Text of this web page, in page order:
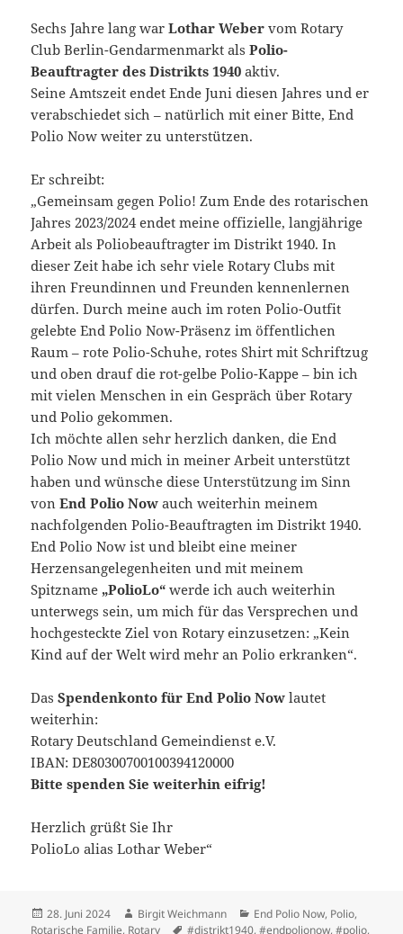
Sechs Jahre lang warLothar Weber vom Rotary
Club Berlin-Gendarmenmarkt alsPolio-
Beauftragter des Distrikts 1940 aktiv.
Seine Amtszeit endet Ende Juni diesen Jahres und er
verabschiedet sich – natürlich mit einer Bitte, End
Polio Now weiter zu unterstützen.
Er schreibt:
„Gemeinsam gegen Polio! Zum Ende des rotarischen
Jahres 2023/2024 endet meine offizielle, langjährige
Arbeit als Poliobeauftragter im Distrikt 1940. In
dieser Zeit habe ich sehr viele Rotary Clubs mit
ihren Freundinnen und Freunden kennenlernen
dürfen. Durch meine auch im roten Polio-Outfit
gelebte End Polio Now-Präsenz im öffentlichen
Raum – rote Polio-Schuhe, rotes Shirt mit Schriftzug
und oben drauf die rot-gelbe Polio-Kappe – bin ich
mit vielen Menschen in ein Gespräch über Rotary
und Polio gekommen.
Ich möchte allen sehr herzlich danken, die End
Polio Now und mich in meiner Arbeit unterstützt
haben und wünsche diese Unterstützung im Sinn
vonEnd Polio Now auch weiterhin meinem
nachfolgenden Polio-Beauftragten im Distrikt 1940.
End Polio Now ist und bleibt eine meiner
Herzensangelegenheiten und mit meinem
Spitzname „PolioLo“ werde ich auch weiterhin
unterwegs sein, um mich für das Versprechen und
hochgesteckte Ziel von Rotary einzusetzen: „Kein
Kind auf der Welt wird mehr an Polio erkranken“.
DasSpendenkonto für End Polio Now lautet
weiterhin:
Rotary Deutschland Gemeindienst e.V.
IBAN: DE80300700100394120000
Bitte spenden Sie weiterhin eifrig!
Herzlich grüßt Sie Ihr
PolioLo alias Lothar Weber“
Veröffentlicht
am
28. Juni 2024 Autor
Birgit Weichmann Kategorien
End Polio Now, Polio,
Rotarische Familie, Rotary Schlagwörter
#distrikt1940,#endpolionow,#polio,